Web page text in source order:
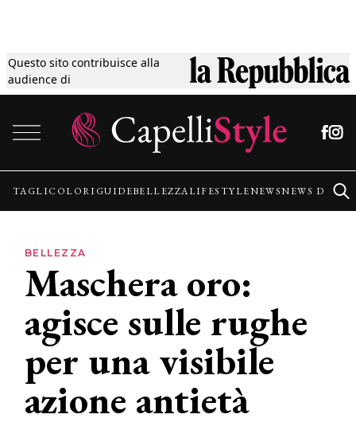
Questo sito contribuisce alla
audience di
Tagli
Colori
Guide
Lifestyle
News
News
TAGLICOLORI GUIDEBELLEZZALIFESTYLENEWSNEWS
BELLEZZA
Maschera oro:
agisce sulle rughe
per una visibile
azione antietà